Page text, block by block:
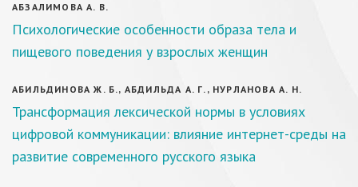
АБЗАЛИМОВА А. В.
Психологические особенности образа тела и
пищевого поведения у взрослых женщин
АБИЛЬДИНОВА Ж. Б., АБДИЛЬДА А. Г., НУРЛАНОВА А. Н.
Трансформация лексической нормы в условиях
цифровой коммуникации: влияние интернет-среды на
развитие современного русского языка